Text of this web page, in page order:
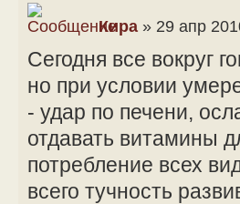
Кира » 29 апр
Сегодня все вокруг
но при условии
- удар по печени,
отдавать витамины
потребление всех
всего тучность